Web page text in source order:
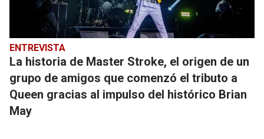
ENTREVISTA
La historia de Master Stroke, el origen de un
grupo de amigos que comenzó el tributo a
Queen gracias al impulso del histórico Brian
May